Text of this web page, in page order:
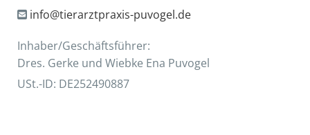
 info@tierarztpraxis-puvogel.de
Inhaber/Geschäftsführer:
Dres. Gerke und Wiebke Ena Puvogel
USt.-ID: DE252490887